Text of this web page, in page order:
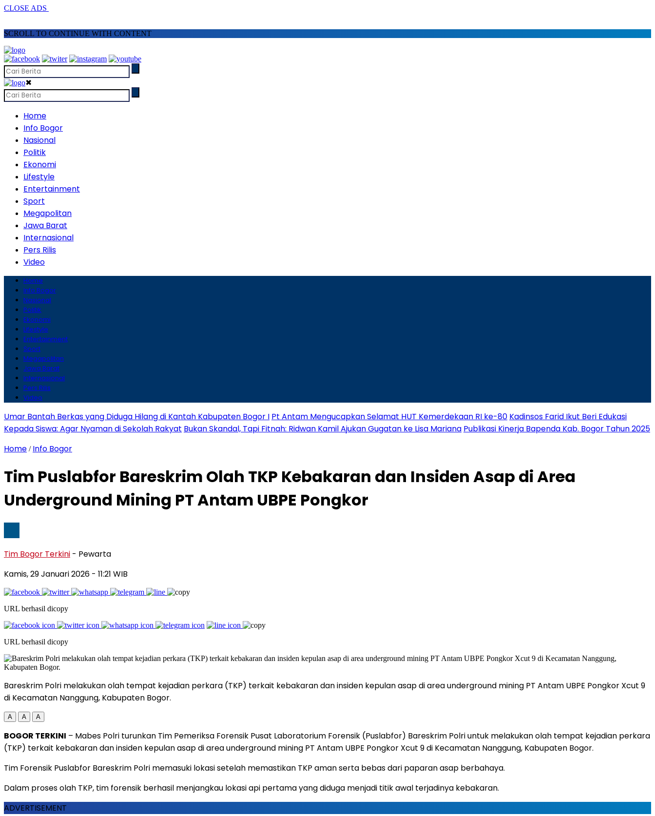
CLOSE ADS
SCROLL TO CONTINUE WITH CONTENT
✖
Home
Info Bogor
Nasional
Politik
Ekonomi
Lifestyle
Entertainment
Sport
Megapolitan
Jawa Barat
Internasional
Pers Rilis
Video
Home
Info Bogor
Nasional
Politik
Ekonomi
Lifestyle
Entertainment
Sport
Megapolitan
Jawa Barat
Internasional
Pers Rilis
Video
Umar Bantah Berkas yang Diduga Hilang di Kantah Kabupaten Bogor I Pt Antam Mengucapkan Selamat HUT Kemerdekaan RI ke-80 Kadinsos Farid Ikut Beri Edukasi
Kepada Siswa: Agar Nyaman di Sekolah Rakyat Bukan Skandal, Tapi Fitnah: Ridwan Kamil Ajukan Gugatan ke Lisa Mariana Publikasi Kinerja Bapenda Kab. Bogor Tahun 2025
Home / Info Bogor
Tim Puslabfor Bareskrim Olah TKP Kebakaran dan Insiden Asap di Area
Underground Mining PT Antam UBPE Pongkor
Tim Bogor Terkini - Pewarta
Kamis, 29 Januari 2026 - 11:21 WIB
URL berhasil dicopy
URL berhasil dicopy
Bareskrim Polri melakukan olah tempat kejadian perkara (TKP) terkait kebakaran dan insiden kepulan asap di area underground mining PT Antam UBPE Pongkor Xcut 9
di Kecamatan Nanggung, Kabupaten Bogor.
A A A
BOGOR TERKINI – Mabes Polri turunkan Tim Pemeriksa Forensik Pusat Laboratorium Forensik (Puslabfor) Bareskrim Polri untuk melakukan olah tempat kejadian perkara
(TKP) terkait kebakaran dan insiden kepulan asap di area underground mining PT Antam UBPE Pongkor Xcut 9 di Kecamatan Nanggung, Kabupaten Bogor.
Tim Forensik Puslabfor Bareskrim Polri memasuki lokasi setelah memastikan TKP aman serta bebas dari paparan asap berbahaya.
Dalam proses olah TKP, tim forensik berhasil menjangkau lokasi api pertama yang diduga menjadi titik awal terjadinya kebakaran.
ADVERTISEMENT